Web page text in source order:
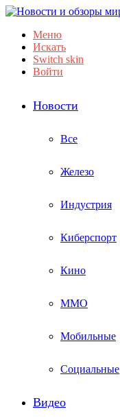
Меню
Искать
Switch skin
Войти
Новости
Все
Железо
Индустрия
Киберспорт
Кино
ММО
Мобильные
Социальные
Видео